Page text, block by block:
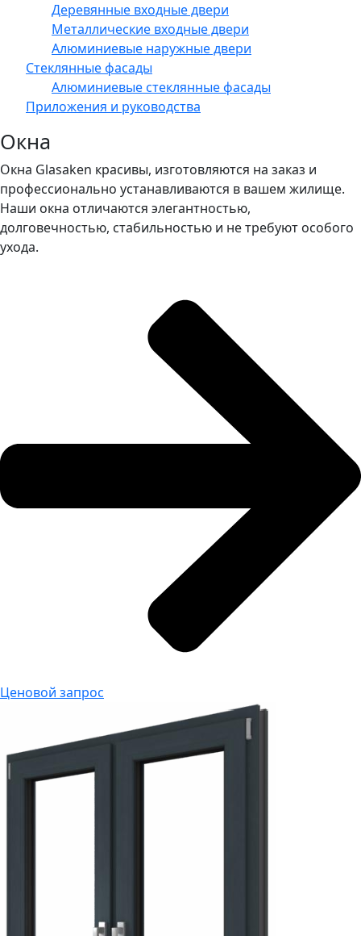
Деревянные входные двери
Металлические входные двери
Алюминиевые наружные двери
Стеклянные фасады
Алюминиевые стеклянные фасады
Приложения и руководства
Окна
Окна Glasaken красивы, изготовляются на заказ и
профессионально устанавливаются в вашем жилище.
Наши окна отличаются элегантностью,
долговечностью, стабильностью и не требуют особого
ухода.
Ценовой запрос